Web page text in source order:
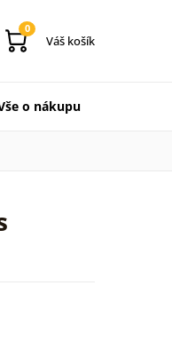
0
Váš košík
o nákupu